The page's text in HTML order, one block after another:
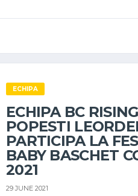
ECHIPA
ECHIPA BC
POPESTI
PARTICIPA LA
BABY BASCHET
2021
29 JUNE 2021